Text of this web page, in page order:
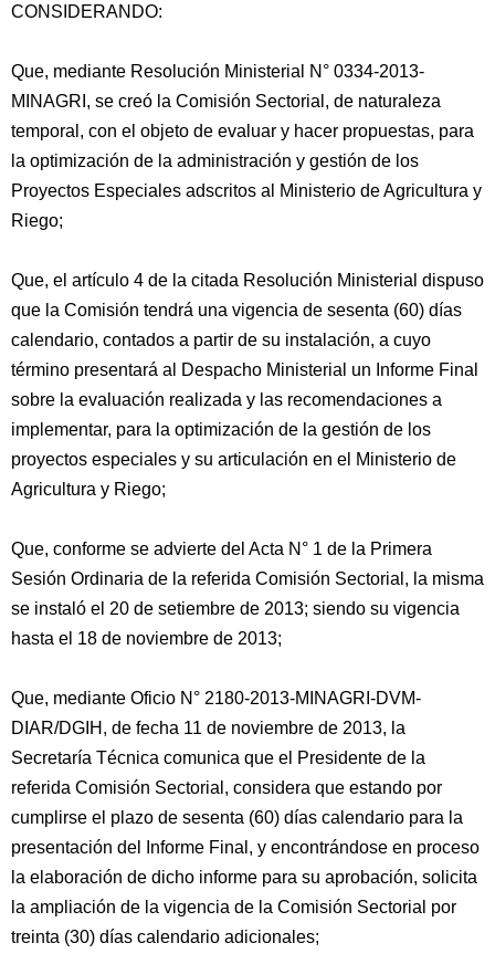
CONSIDERANDO:
Que, mediante Resolución Ministerial N° 0334-2013-
MINAGRI, se creó la Comisión Sectorial, de naturaleza
temporal, con el objeto de evaluar y hacer propuestas, para
la optimización de la administración y gestión de los
Proyectos Especiales adscritos al Ministerio de Agricultura y
Riego;
Que, el artículo 4 de la citada Resolución Ministerial dispuso
que la Comisión tendrá una vigencia de sesenta (60) días
calendario, contados a partir de su instalación, a cuyo
término presentará al Despacho Ministerial un Informe Final
sobre la evaluación realizada y las recomendaciones a
implementar, para la optimización de la gestión de los
proyectos especiales y su articulación en el Ministerio de
Agricultura y Riego;
Que, conforme se advierte del Acta N° 1 de la Primera
Sesión Ordinaria de la referida Comisión Sectorial, la misma
se instaló el 20 de setiembre de 2013; siendo su vigencia
hasta el 18 de noviembre de 2013;
Que, mediante Oficio N° 2180-2013-MINAGRI-DVM-
DIAR/DGIH, de fecha 11 de noviembre de 2013, la
Secretaría Técnica comunica que el Presidente de la
referida Comisión Sectorial, considera que estando por
cumplirse el plazo de sesenta (60) días calendario para la
presentación del Informe Final, y encontrándose en proceso
la elaboración de dicho informe para su aprobación, solicita
la ampliación de la vigencia de la Comisión Sectorial por
treinta (30) días calendario adicionales;